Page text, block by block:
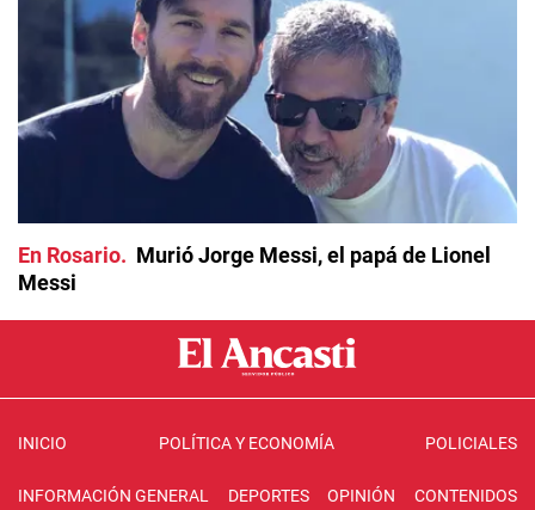
En Rosario
Murió Jorge Messi, el papá de Lionel
Messi
INICIO POLÍTICA Y ECONOMÍA POLICIALES
INFORMACIÓN GENERAL DEPORTES OPINIÓN CONTENIDOS